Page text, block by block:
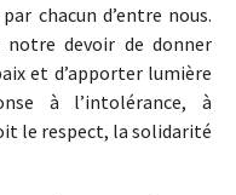
chacun d’entre nous.
devoir de donner
et d’apporter lumière
à l’intolérance, à
le respect, la solidarité